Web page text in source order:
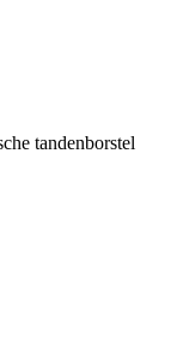
tandenborstel